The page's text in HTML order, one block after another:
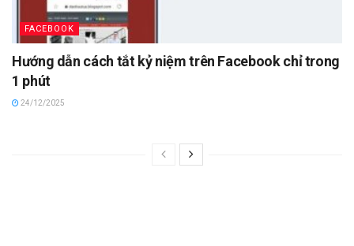
FACEBOOK
Hướng dẫn cách tắt kỷ niệm trên Facebook chỉ trong
1 phút
24/12/2025